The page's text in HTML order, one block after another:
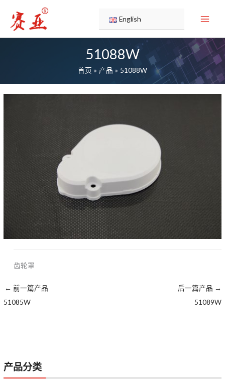
容
English
51088W
首页 产品 51088W
产品分类
齿轮罩
← 前一篇产品
51085W
后一篇产品 →
51089W